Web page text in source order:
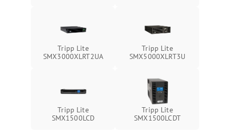
Неисправность системы
зарядки
1500 ₽ Подробнее →
от перегрузок
Подробнее →
Неисправность системы
Tripp Lite
SMX3000XLRT2UA
Tripp Lite
SMX5000XLRT3U
Tripp Lite
SMX1500LCD
Tripp Lite
SMX1500LCDT